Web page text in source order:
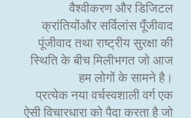
वैश्वीकरण और डिजिटल
क्रांतियोंऔर सर्विलांस पूँजीवाद
पूंजीवाद तथा राष्ट्रीय सुरक्षा की
स्थिति के बीच मिलीभगत जो आज
हम लोगों के सामने है।
प्रत्येक नया वर्चस्वशाली वर्ग एक
ऐसी विचारधारा को पैदा करता है जो